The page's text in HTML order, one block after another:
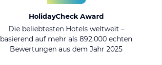
HolidayCheck Award
Die beliebtesten Hotels weltweit –
basierend auf mehr als 892.000 echten
Bewertungen aus dem Jahr 2025